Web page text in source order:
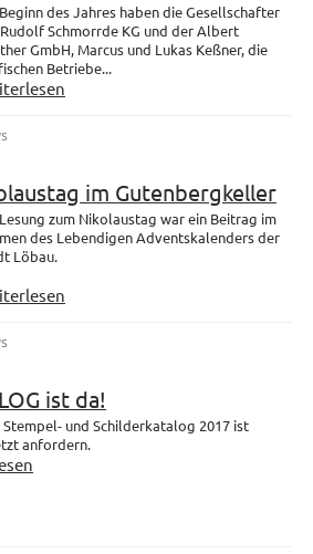
des Jahres haben die Gesellschafter
Schmorrde KG und der Albert
GmbH, Marcus und Lukas Keßner, die
Betriebe...
im Gutenbergkeller
zum Nikolaustag war ein Beitrag im
des Lebendigen Adventskalenders der
Löbau.
ist da!
Stempel- und Schilderkatalog 2017 ist
anfordern.